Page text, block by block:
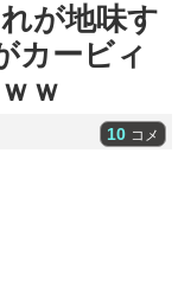
が地味す
カービィ
ｗ
10 コメ